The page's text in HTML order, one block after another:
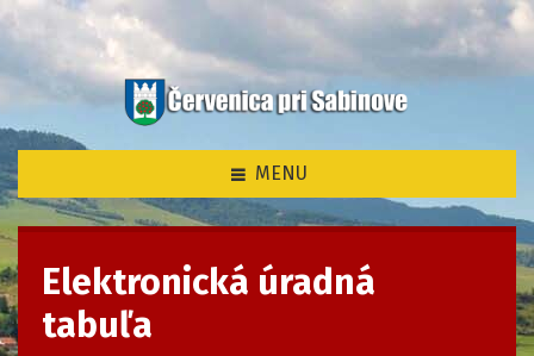
som tu
MENU
Elektronická úradná
tabuľa